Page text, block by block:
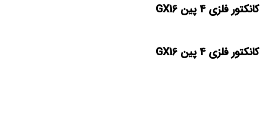
کانکتور فلزی 4 پین GX16
کانکتور فلزی 4 پین GX16